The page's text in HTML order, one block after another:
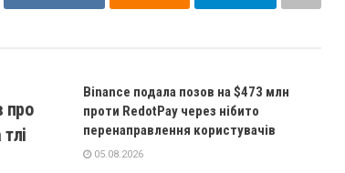
про
Binance подала позов на $473 млн
проти RedotPay через нібито
перенаправлення користувачів
05.08.2026